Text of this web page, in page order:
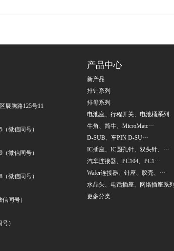
展腾路125号11
微信同号）
微信同号）
微信同号）
同号）
）
产品中心
新产品
排针系列
排母系列
电池座、行程开关、电池桶系列
牛角、简牛、MicroMatc···
D-SUB、车PIN D-SU···
IC插座、IC圆孔针、双头针、···
汽车连接器、PC104、PC1···
Wafer连接器、针座、胶壳、···
水晶头、电话插座、网络插座系列
更多分类